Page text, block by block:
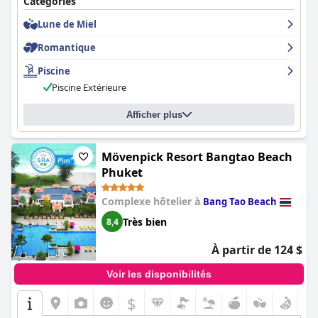
Lune de Miel
Romantique
Piscine
Piscine Extérieure
Afficher plus
Mövenpick Resort Bangtao Beach
Phuket
Complexe hôtelier à Bang Tao Beach
8,4 Très bien
À partir de 124 $
Voir les disponibilités
$